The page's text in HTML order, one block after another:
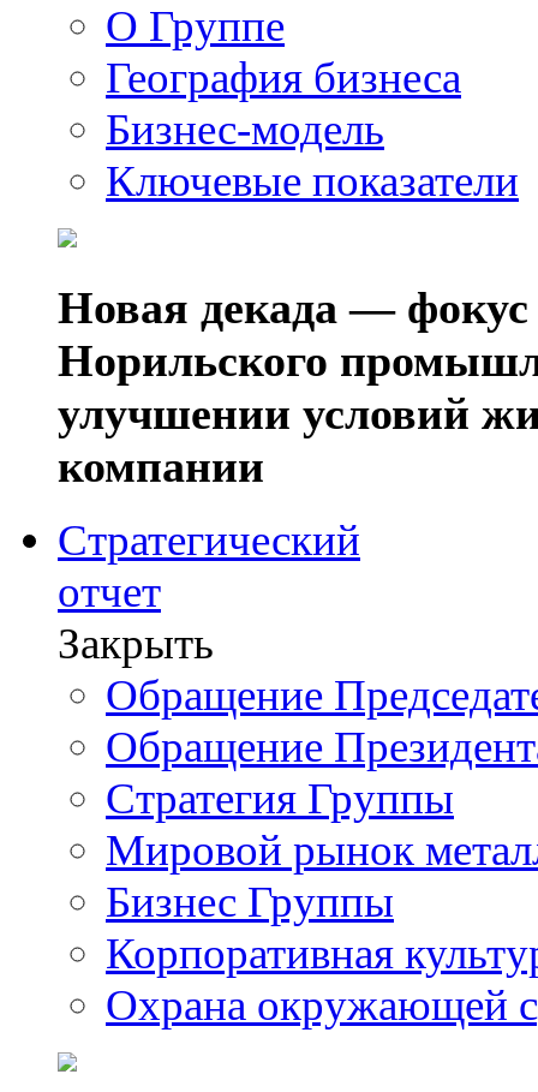
О Группе
География бизнеса
Бизнес-модель
Ключевые показатели
Новая декада — фокус
Норильского
улучшении условий
компании
Стратегический
отчет
Закрыть
Обращение
Обращение
Стратегия Группы
Мировой рынок
Бизнес Группы
Корпоративная
Охрана окружающей